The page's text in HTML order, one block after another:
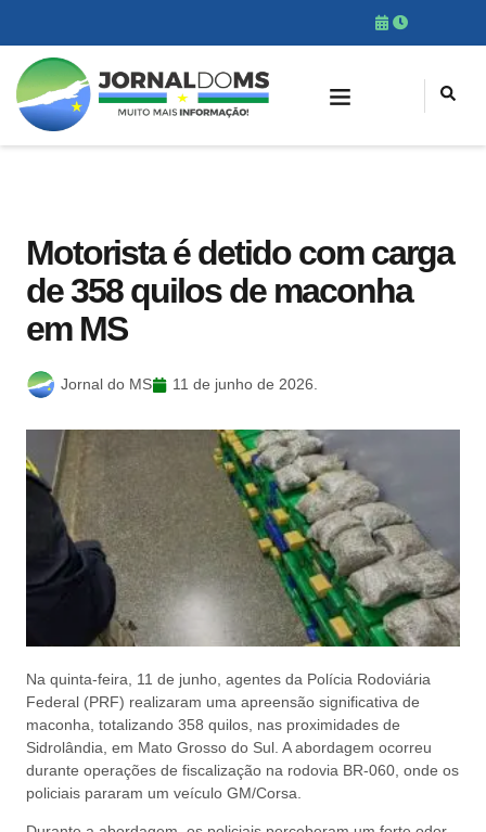
Motorista é detido com carga
de 358 quilos de maconha
em MS
Jornal do MS 11 de junho de 2026.
Na quinta-feira, 11 de junho, agentes da Polícia Rodoviária
Federal (PRF) realizaram uma apreensão significativa de
maconha, totalizando 358 quilos, nas proximidades de
Sidrolândia, em Mato Grosso do Sul. A abordagem ocorreu
durante operações de fiscalização na rodovia BR-060, onde os
policiais pararam um veículo GM/Corsa.